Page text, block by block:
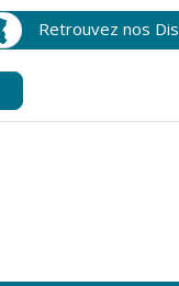
Retrouvez nos